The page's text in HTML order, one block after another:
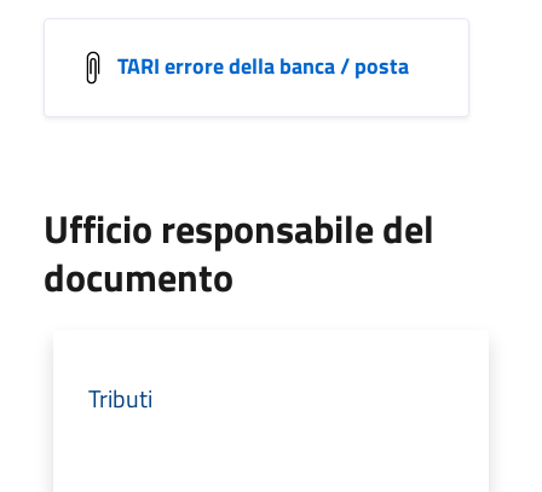
TARI errore della banca / posta
Ufficio responsabile del
documento
Tributi